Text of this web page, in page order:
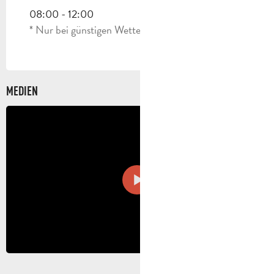
SONNTAG 13 SEPTEMBER 2026
SONNTAG 11 OKTOBER 2026
08:00 - 12:00
* Nur bei günstigen Wetterbedingungen
MEDIEN